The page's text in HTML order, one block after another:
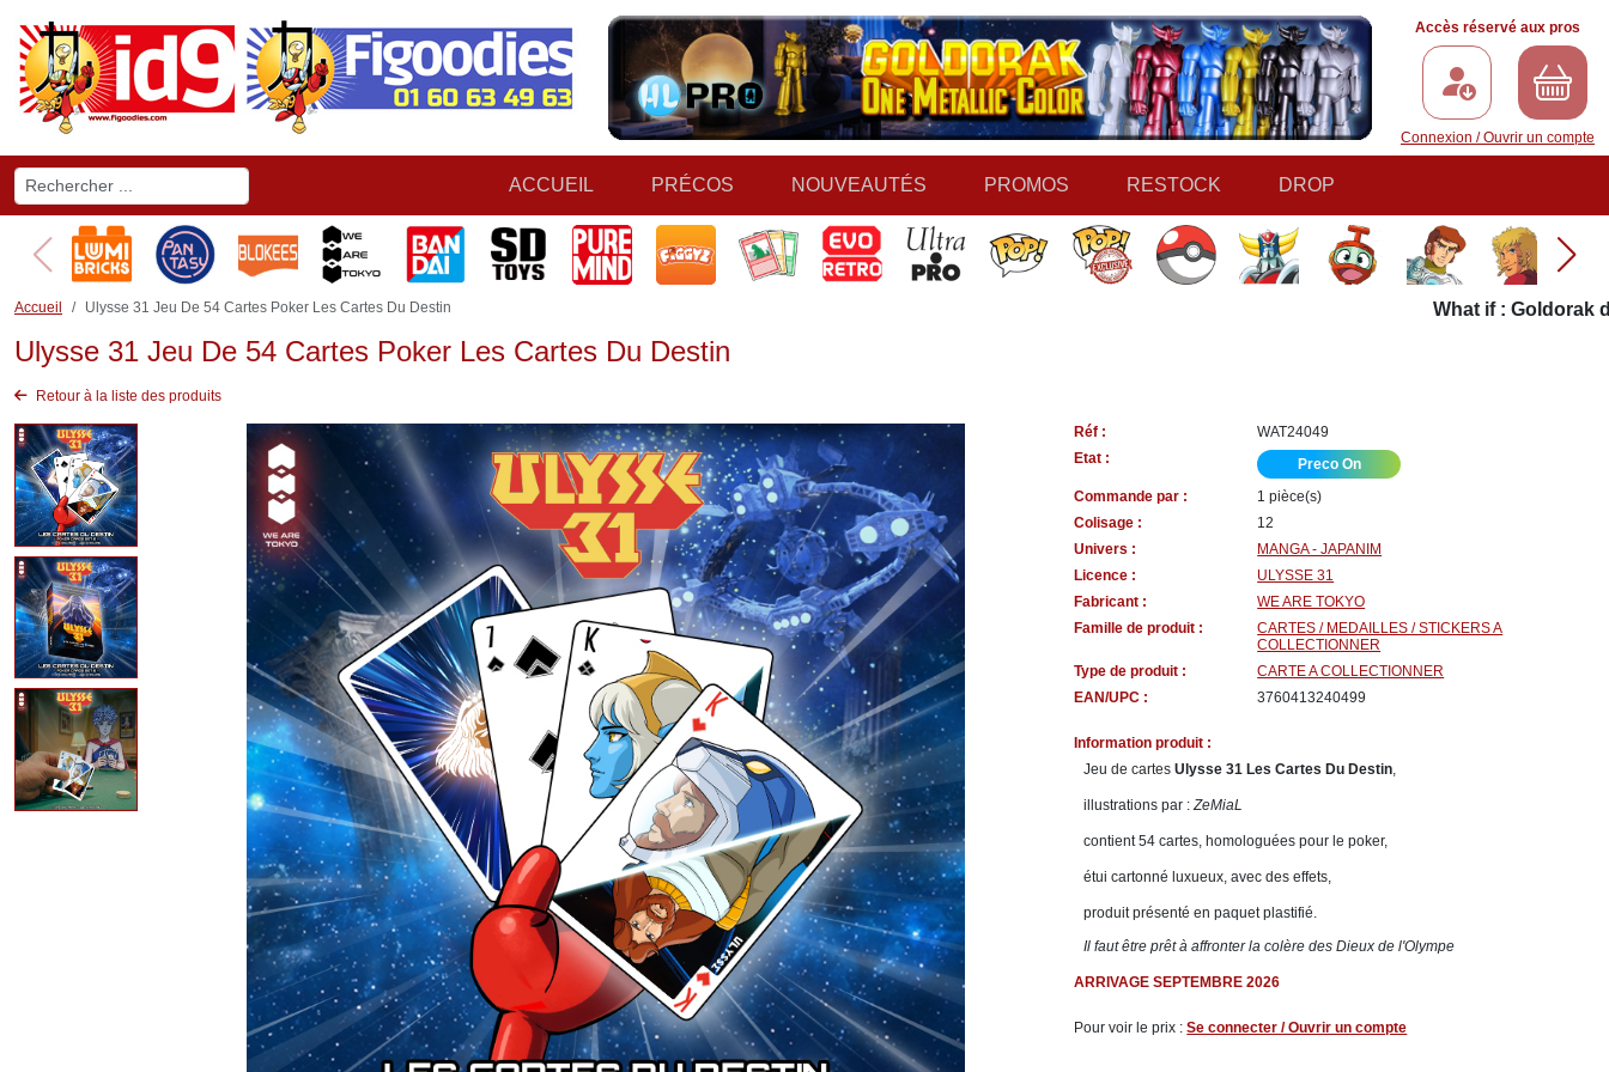
Accès réservé aux pros
Connexion / Ouvrir un compte
ACCUEIL PRÉCOS NOUVEAUTÉS PROMOS RESTOCK DROP
Accueil Ulysse 31 Jeu De 54 Cartes Poker Les Cartes Du Destin What if : Goldorak
Ulysse 31 Jeu De 54 Cartes Poker Les Cartes Du Destin
Retour à la liste des produits
Réf :
WAT24049
Etat :
Preco On
Commande par :
1 pièce(s)
Colisage :
12
Univers :
MANGA - JAPANIM
Licence :
ULYSSE 31
Fabricant :
WE ARE TOKYO
Famille de produit :
CARTES / MEDAILLES / STICKERS A
COLLECTIONNER
Type de produit :
CARTE A COLLECTIONNER
EAN/UPC :
3760413240499
Information produit :
Jeu de cartesUlysse 31 Les Cartes Du Destin,
illustrations par :ZeMiaL
contient 54 cartes, homologuées pour le poker,
étui cartonné luxueux, avec des effets,
produit présenté en paquet plastifié.
Il faut être prêt à affronter la colère des Dieux de l'Olympe
ARRIVAGE SEPTEMBRE 2026
Pour voir le prix :Se connecter / Ouvrir un compte